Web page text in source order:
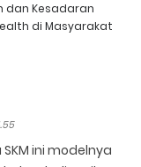
dan Kesadaran
di Masyarakat
ini modelnya